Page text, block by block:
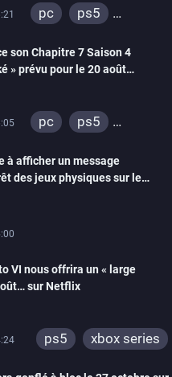
pc
ps5
switch 2
son Chapitre 7 Saison 4
» prévu pour le 20 août
pc
ps5
switch
ios
android
ps4
à afficher un message
des jeux physiques sur le
VI nous offrira un « large
sur Netflix
ps5 xbox series